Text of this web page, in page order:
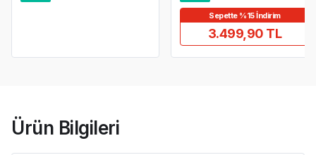
Sepette %15 İndirim
3.499,90 TL
Ürün Bilgileri